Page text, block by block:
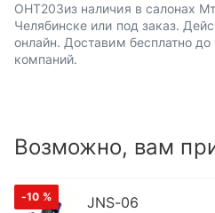
OHT203из наличия в салонах
Челябинске или под заказ.
онлайн. Доставим бесплатно
компаний.
Возможно, вам
-10 % JNS-06